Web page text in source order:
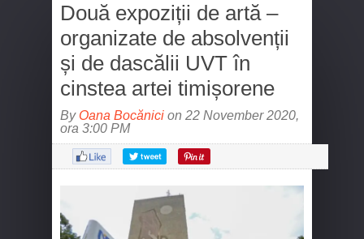
Două expoziții de artă –
organizate de absolvenții
și de dascălii UVT în
cinstea artei timișorene
By Oana Bocănici on 22 November 2020,
ora 3:00 PM